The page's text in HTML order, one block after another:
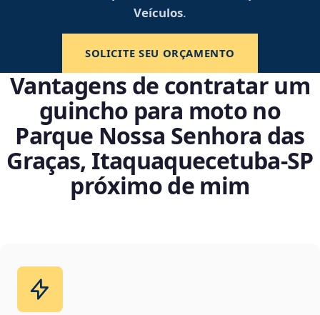
Veículos.
SOLICITE SEU ORÇAMENTO
Vantagens de contratar um
guincho para moto no
Parque Nossa Senhora das
Graças, Itaquaquecetuba‑SP
próximo de mim